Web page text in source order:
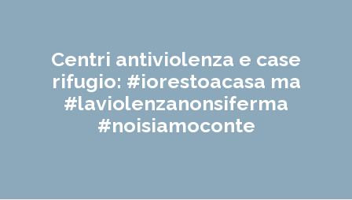
Centri antiviolenza e case
rifugio: #iorestoacasa ma
#laviolenzanonsiferma
#noisiamoconte